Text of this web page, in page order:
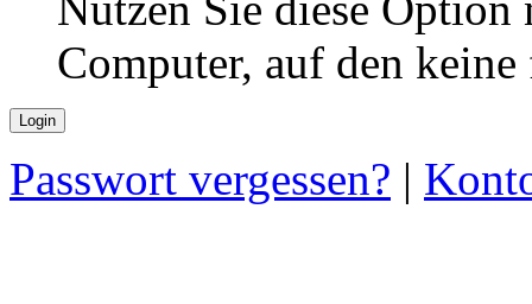
Computer, auf den
Passwort vergessen? |